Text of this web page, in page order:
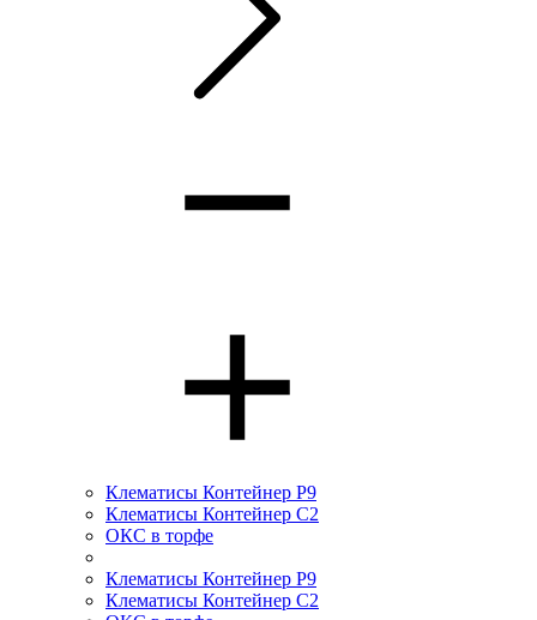
Клематисы Контейнер Р9
Клематисы Контейнер С2
ОКС в торфе
Клематисы Контейнер Р9
Клематисы Контейнер С2